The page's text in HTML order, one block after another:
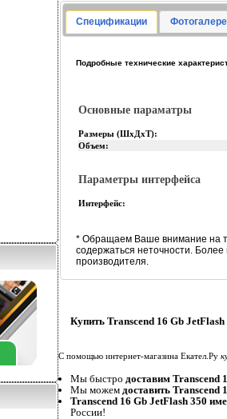
Спецификации
Подробные технические
Основные параматры
Размеры (ШхДхТ):
Объем:
Параметры интерфейса
Интерфейс:
* Обращаем Ваше внимание на
содержаться неточности.
производителя.
Купить Transcend 16 Gb JetFlash
С помощью интернет-магазина Екател.Ру
Мы быстро доставим Transcend
Мы можем доставить Transcend
Transcend 16 Gb JetFlash 350
России!